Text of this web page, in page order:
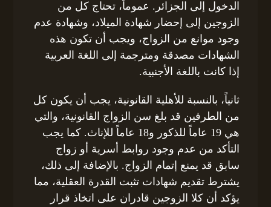
الدخول إلى الجزائر. عموماً، تحتاج كل من
الزوجين إلى إحضار شهادة الميلاد، وشهادة عدم
وجود موانع من الزواج، ويجب أن تكون هذه
الشهادات مصدقة ومترجمة إلى اللغة العربية
إذا كانت باللغة الأجنبية.
ثانياً، بالنسبة للأهلية القانونية، يجب أن يكون كل
من الطرفين قد بلغ سن الزواج القانونية، والتي
هي 19 عاماً للذكور و18 عاماً للإناث. كما يجب
التأكد من عدم وجود روابط أسرية أو زواج
سابق قد يمنع إتمام الزواج. بالإضافة إلى ذلك،
يشترط تقديم شهادات تثبت القدرة العقلية، مما
يؤكد أن كلا الزوجين قادران على اتخاذ قرار